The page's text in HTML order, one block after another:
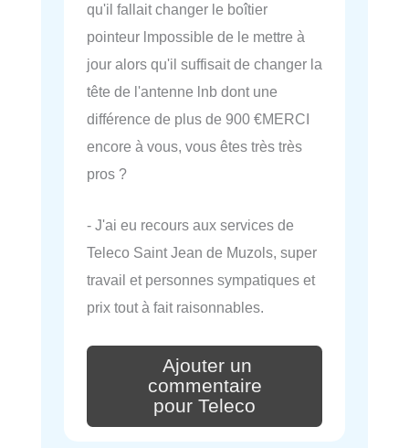
qu'il fallait changer le boîtier
pointeur lmpossible de le mettre à
jour alors qu'il suffisait de changer la
tête de l'antenne lnb dont une
différence de plus de 900 €MERCI
encore à vous, vous êtes très très
pros ?
- J'ai eu recours aux services de
Teleco Saint Jean de Muzols, super
travail et personnes sympatiques et
prix tout à fait raisonnables.
Ajouter un
commentaire
pour Teleco